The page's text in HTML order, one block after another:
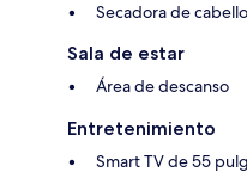
Secadora de cabello
Sala de estar
Área de descanso
Entretenimiento
Smart TV de 55